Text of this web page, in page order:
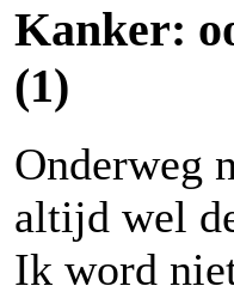
Kanker:
(1)
Onderweg
altijd wel
Ik word